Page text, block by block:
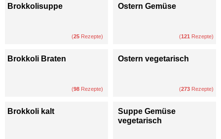
Brokkolisuppe
(25 Rezepte)
Ostern Gemüse
(121 Rezepte)
Brokkoli Braten
(98 Rezepte)
Ostern vegetarisch
(273 Rezepte)
Brokkoli kalt
Suppe Gemüse
vegetarisch